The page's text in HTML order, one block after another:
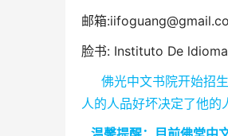
邮箱
脸书: Instituto De
佛光中文书院开始招
人的人品好坏决定了他的